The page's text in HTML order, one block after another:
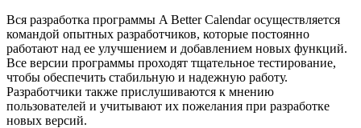
Вся разработка программы A Better Calendar осуществляется
командой опытных разработчиков, которые постоянно
работают над ее улучшением и добавлением новых функций.
Все версии программы проходят тщательное тестирование,
чтобы обеспечить стабильную и надежную работу.
Разработчики также прислушиваются к мнению
пользователей и учитывают их пожелания при разработке
новых версий.